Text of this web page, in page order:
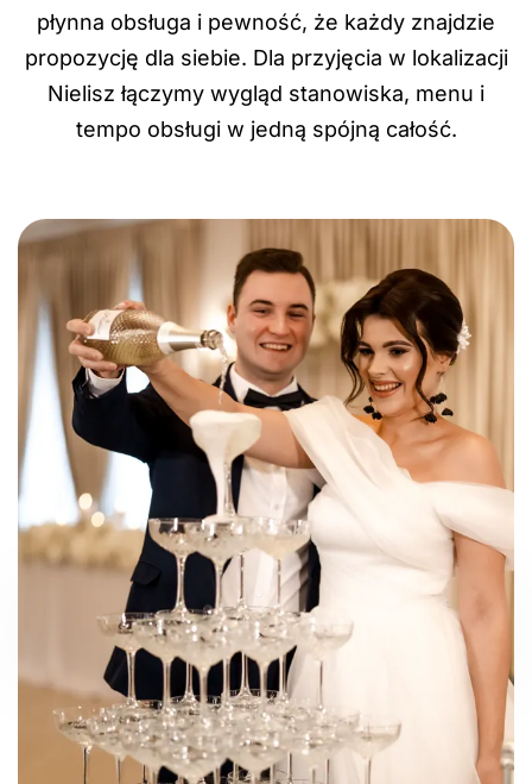
płynna obsługa i pewność, że każdy znajdzie
propozycję dla siebie. Dla przyjęcia w lokalizacji
Nielisz łączymy wygląd stanowiska, menu i
tempo obsługi w jedną spójną całość.